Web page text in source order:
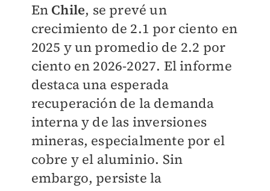
En Chile, se prevé un
crecimiento de 2.1 por ciento en
2025 y un promedio de 2.2 por
ciento en 2026-2027. El informe
destaca una esperada
recuperación de la demanda
interna y de las inversiones
mineras, especialmente por el
cobre y el aluminio. Sin
embargo, persiste la